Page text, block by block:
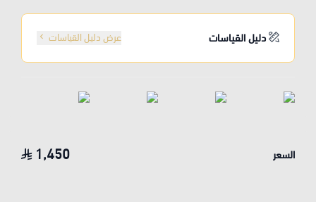
دليل القياسات عرض دليل القياسات
السعر 1,450